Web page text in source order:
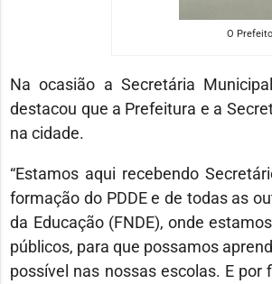
O
Na ocasião a Secretária
destacou que a Prefeitura e a
na cidade.
“Estamos aqui recebendo
formação do PDDE e de todas as
da Educação (FNDE), onde
públicos, para que possamos
possível nas nossas escolas. E